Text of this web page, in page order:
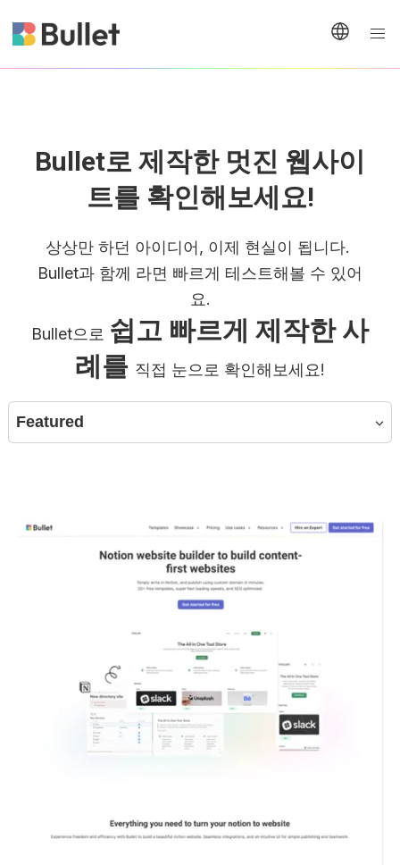
Bullet로 제작한 멋진 웹사이
트를 확인해보세요!
상상만 하던 아이디어, 이제 현실이 됩니다.
Bullet과 함께 라면 빠르게 테스트해볼 수 있어
요.
Bullet으로 쉽고 빠르게 제작한 사
례를 직접 눈으로 확인해보세요!
Featured